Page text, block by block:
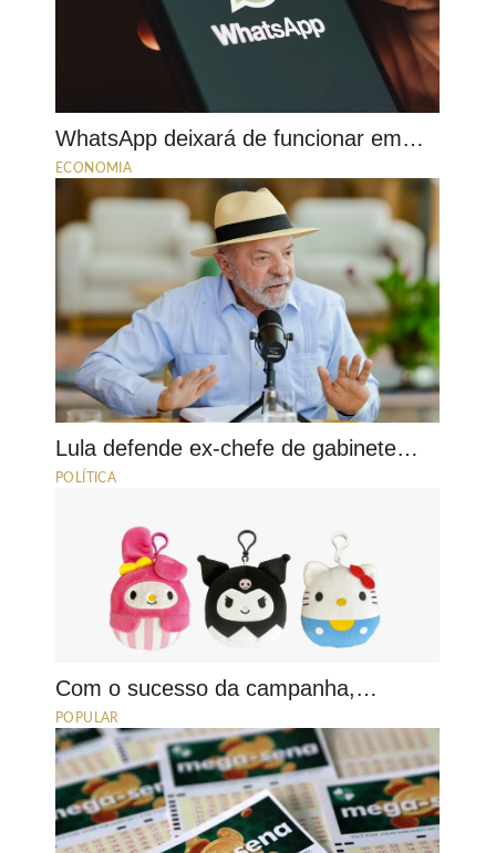
WhatsApp deixará de funcionar em…
ECONOMIA
Lula defende ex-chefe de gabinete…
POLÍTICA
Com o sucesso da campanha,…
POPULAR